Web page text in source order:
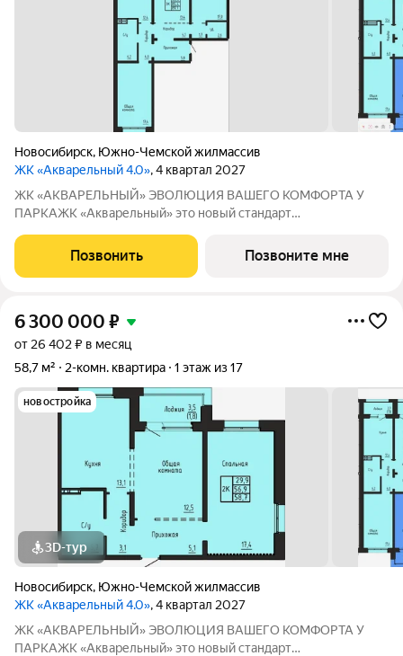
Новосибирск, Южно-Чемской жилмассив
ЖК «Акварельный 4.0», 4 квартал 2027
ЖК «АКВАРЕЛЬНЫЙ» ЭВОЛЮЦИЯ ВАШЕГО КОМФОРТА У
ПАРКАЖК «Акварельный» это новый стандарт
объединили заводскую точность конструкций, современную
архитектуру и уникальное расположение в экологически
Позвонить Позвоните мне
6 300 000 ₽
от 26 402 ₽ в месяц
58,7 м²
2-комн. квартира 1 этаж из 17
новостройка
3D-тур
Новосибирск, Южно-Чемской жилмассив
ЖК «Акварельный 4.0», 4 квартал 2027
ЖК «АКВАРЕЛЬНЫЙ» ЭВОЛЮЦИЯ ВАШЕГО КОМФОРТА У
ПАРКАЖК «Акварельный» это новый стандарт